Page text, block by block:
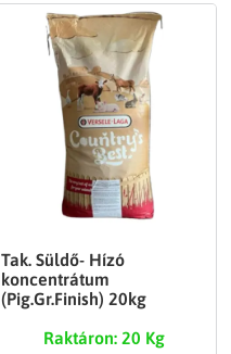
Tak. Süldő- Hízó
koncentrátum
(Pig.Gr.Finish) 20kg
Raktáron: 20 Kg